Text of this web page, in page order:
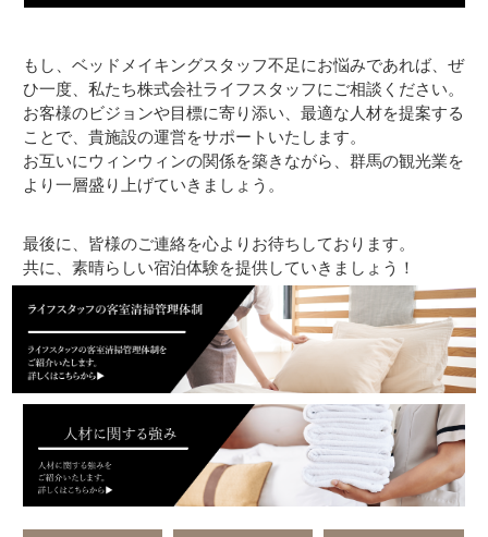
もし、ベッドメイキングスタッフ不足にお悩みであれば、ぜ
ひ一度、私たち株式会社ライフスタッフにご相談ください。
お客様のビジョンや目標に寄り添い、最適な人材を提案する
ことで、貴施設の運営をサポートいたします。
お互いにウィンウィンの関係を築きながら、群馬の観光業を
より一層盛り上げていきましょう。
最後に、皆様のご連絡を心よりお待ちしております。
共に、素晴らしい宿泊体験を提供していきましょう！